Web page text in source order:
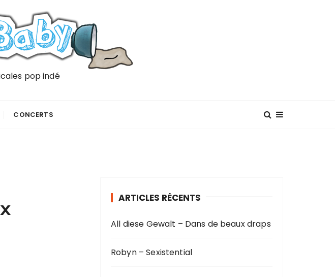
pop indé
CONCERTS
ARTICLES RÉCENTS
All diese Gewalt – Dans de beaux draps
Robyn – Sexistential